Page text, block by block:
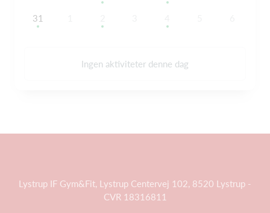
31
Ingen aktiviteter denne dag
Lystrup IF Gym&Fit, Lystrup Centervej 102, 8520 Lystrup -
CVR 18316811